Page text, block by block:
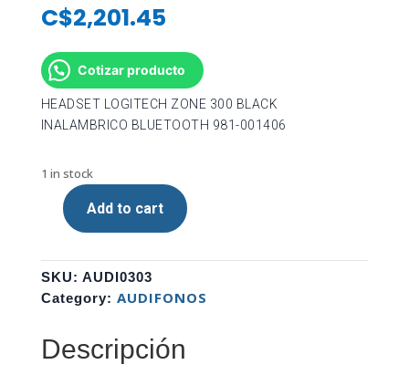
C$2,201.45
Cotizar producto
HEADSET LOGITECH ZONE 300 BLACK
INALAMBRICO BLUETOOTH 981-001406
1 in stock
HEADSET
LOGITECH
ZONE
300
BLACK
BLUETOOTH
981-
Add to cart
SKU: AUDI0303
Category: AUDIFONOS
Descripción